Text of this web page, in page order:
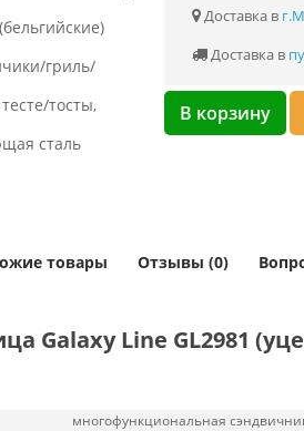
гриль/
тосты,
сталь
Доставка в
Доставка в
В корзину
товары Отзывы (0)
Galaxy Line GL2981
многофункциональная